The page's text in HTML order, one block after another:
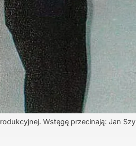
Wstęgę przecinają: Jan